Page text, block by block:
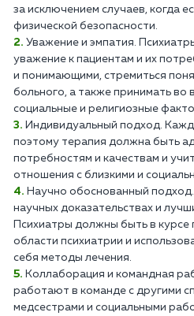
за исключением случаев, когда
физической безопасности.
Уважение и эмпатия.
уважение к пациентам и их
и понимающими, стремиться
больного, а также принимать во
социальные и религиозные
Индивидуальный подход.
поэтому терапия должна быть
потребностям и качествам и
отношения с близкими и
Научно обоснованный
научных доказательствах и
Психиатры должны быть в
области психиатрии и
себя методы лечения.
Коллаборация и командная
работают в команде с другими
медсестрами и социальными